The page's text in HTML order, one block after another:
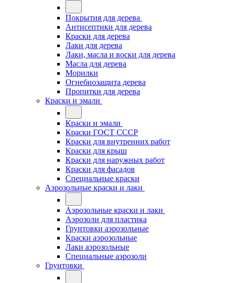
Покрытия для дерева
Антисептики для дерева
Краски для дерева
Лаки для дерева
Лаки, масла и воски для дерева
Масла для дерева
Морилки
Огнебиозащита дерева
Пропитки для дерева
Краски и эмали
Краски и эмали
Краски ГОСТ СССР
Краски для внутренних работ
Краски для крыш
Краски для наружных работ
Краски для фасадов
Специальные краски
Аэрозольные краски и лаки
Аэрозольные краски и лаки
Аэрозоли для пластика
Грунтовки аэрозольные
Краски аэрозольные
Лаки аэрозольные
Специальные аэрозоли
Грунтовки